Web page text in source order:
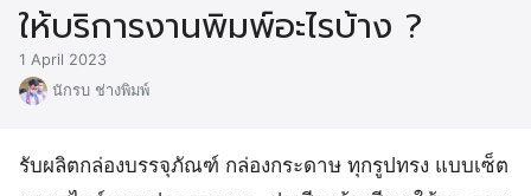
ให้บริการงานพิมพ์อะไรบ้าง ?
1 April 2023
นักรบ ช่างพิมพ์
รับผลิตกล่องบรรจุภัณฑ์ กล่องกระดาษ ทุกรูปทรง แบบเซ็ต